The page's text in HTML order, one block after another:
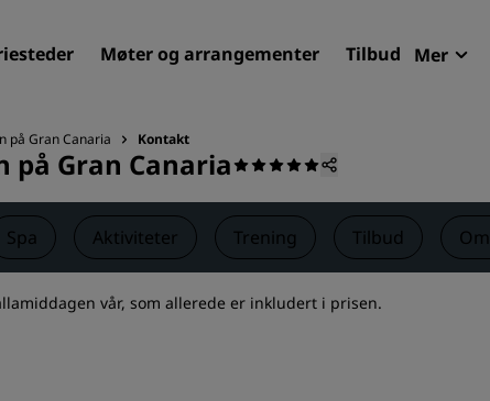
Møter og arrangementer Tilbud Mer
Finn ditt hotell
Reisemål
Feriesteder
Flyplasshoteller
på Gran Canaria Kontakt
på Gran Canaria
Spa Aktiviteter Trening Tilbud
vår, som allerede er inkludert i prisen.